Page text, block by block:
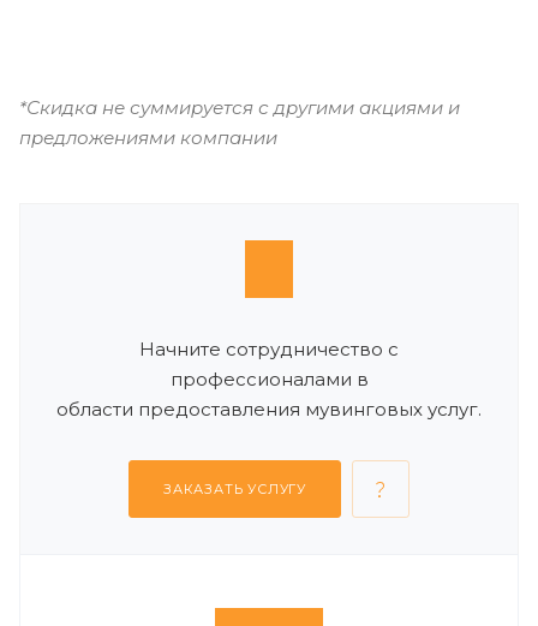
*Скидка не суммируется с другими акциями и
предложениями компании
Начните сотрудничество с
профессионалами в
области предоставления мувинговых услуг.
ЗАКАЗАТЬ УСЛУГУ